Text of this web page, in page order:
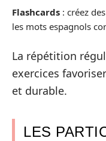
Flashcards : créez
les mots espagnols
La répétition
exercices
et durable.
LES